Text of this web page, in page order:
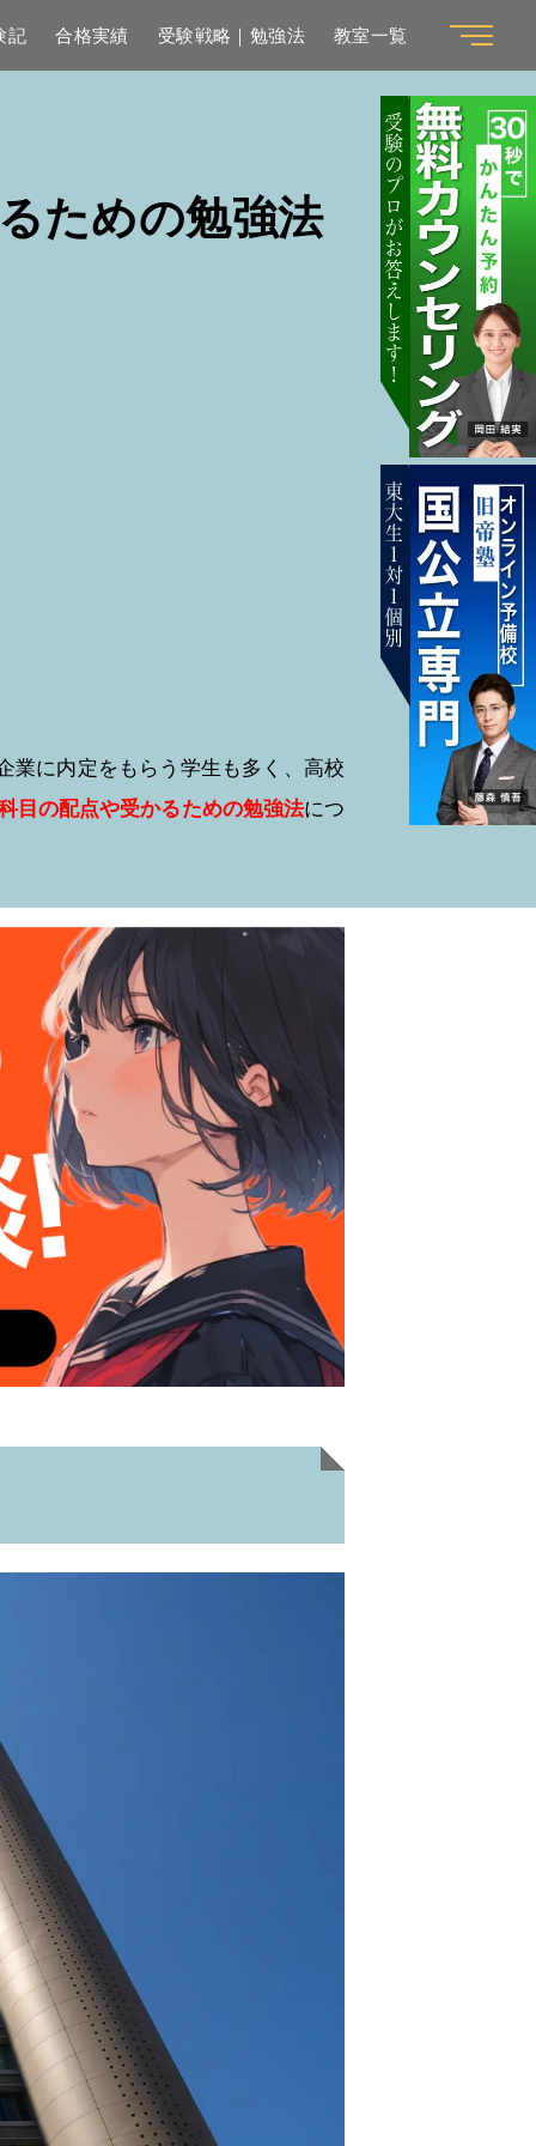
記 合格実績 受験戦略｜勉強法 教室一覧
ための勉強法
業に内定をもらう学生も多く、高校
目の配点や受かるための勉強法につ